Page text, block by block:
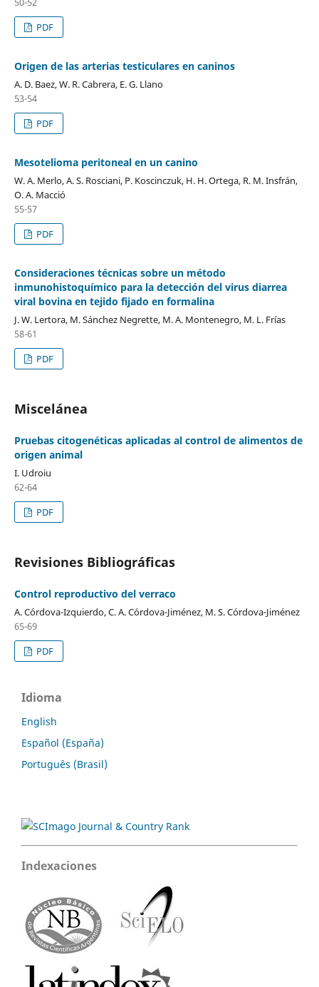
PDF
Origen de las arterias testiculares en caninos
A. D. Baez, W. R. Cabrera, E. G. Llano
53-54
PDF
Mesotelioma peritoneal en un canino
W. A. Merlo, A. S. Rosciani, P. Koscinczuk, H. H. Ortega, R. M. Insfrán,
O. A. Macció
55-57
PDF
Consideraciones técnicas sobre un método
inmunohistoquímico para la detección del virus diarrea
viral bovina en tejido fijado en formalina
J. W. Lertora, M. Sánchez Negrette, M. A. Montenegro, M. L. Frías
58-61
PDF
Miscelánea
Pruebas citogenéticas aplicadas al control de alimentos de
origen animal
I. Udroiu
62-64
PDF
Revisiones Bibliográficas
Control reproductivo del verraco
A. Córdova-Izquierdo, C. A. Córdova-Jiménez, M. S. Córdova-Jiménez
65-69
PDF
Idioma
English
Español (España)
Português (Brasil)
Indexaciones